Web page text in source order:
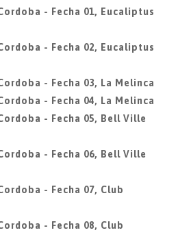
- Fecha 01, Eucaliptus
- Fecha 02, Eucaliptus
- Fecha 03, La Melinca
- Fecha 04, La Melinca
- Fecha 05, Bell Ville
- Fecha 06, Bell Ville
- Fecha 07, Club
- Fecha 08, Club